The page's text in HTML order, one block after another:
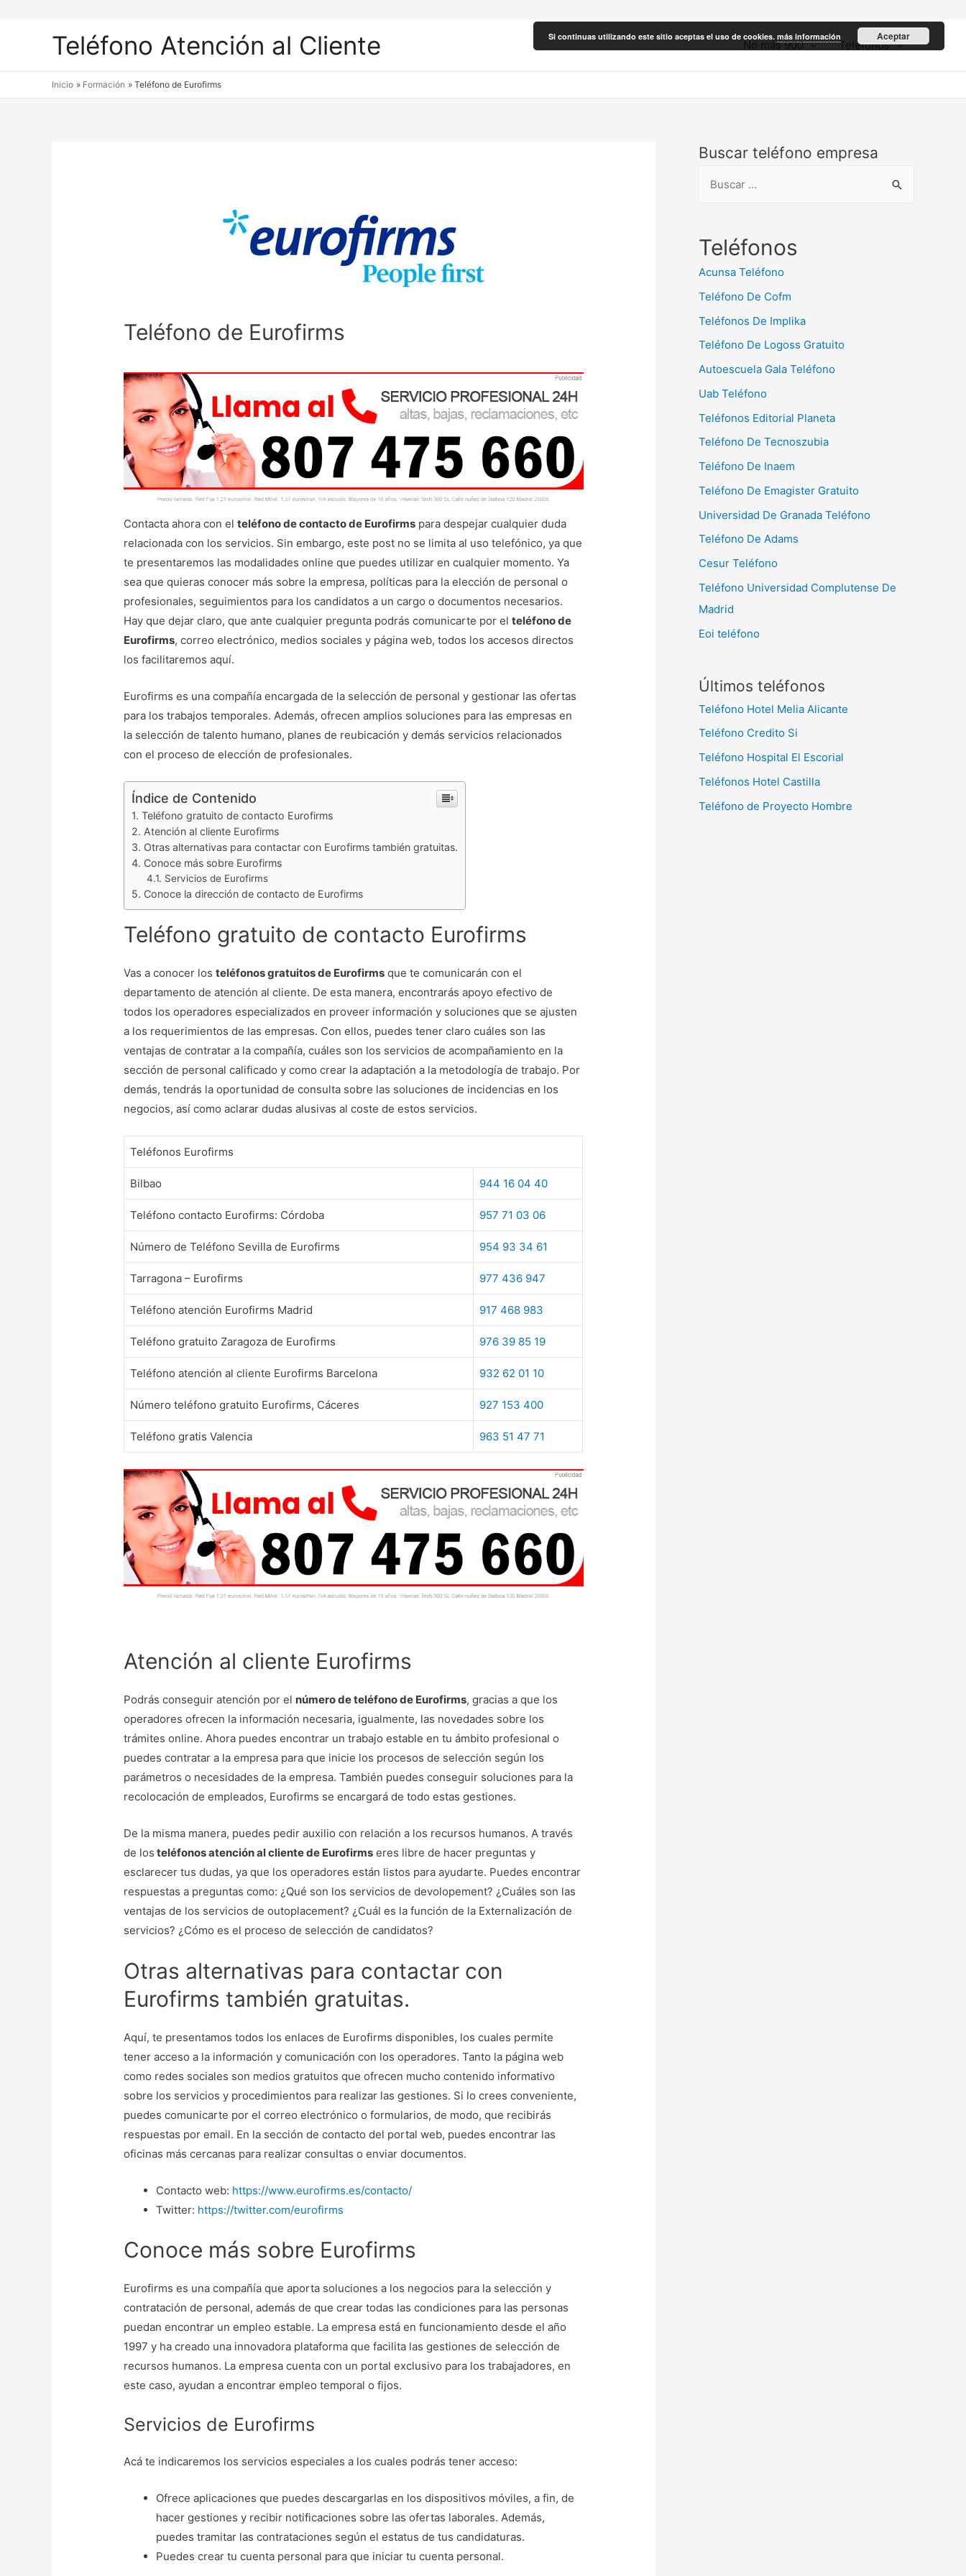
Teléfono Atención al Cliente No más 900 Teléfonos
Inicio Formación Teléfono de Eurofirms
Teléfono de Eurofirms
Contacta ahora con elteléfono de contacto de Eurofirms para despejar cualquier duda
relacionada con los servicios. Sin embargo, este post no se limita al uso telefónico, ya que
te presentaremos las modalidades online que puedes utilizar en cualquier momento. Ya
sea que quieras conocer más sobre la empresa, políticas para la elección de personal o
profesionales, seguimientos para los candidatos a un cargo o documentos necesarios.
Hay que dejar claro, que ante cualquier pregunta podrás comunicarte por elteléfono de
Eurofirms, correo electrónico, medios sociales y página web, todos los accesos directos
los facilitaremos aquí.
Eurofirms es una compañía encargada de la selección de personal y gestionar las ofertas
para los trabajos temporales. Además, ofrecen amplios soluciones para las empresas en
la selección de talento humano, planes de reubicación y demás servicios relacionados
con el proceso de elección de profesionales.
Índice de Contenido
Teléfono gratuito de contacto Eurofirms
Atención al cliente Eurofirms
Otras alternativas para contactar con Eurofirms también gratuitas.
Conoce más sobre Eurofirms
Servicios de Eurofirms
Conoce la dirección de contacto de Eurofirms
Teléfono gratuito de contacto Eurofirms
Vas a conocer losteléfonos gratuitos de Eurofirms que te comunicarán con el
departamento de atención al cliente. De esta manera, encontrarás apoyo efectivo de
todos los operadores especializados en proveer información y soluciones que se ajusten
a los requerimientos de las empresas. Con ellos, puedes tener claro cuáles son las
ventajas de contratar a la compañía, cuáles son los servicios de acompañamiento en la
sección de personal calificado y como crear la adaptación a la metodología de trabajo. Por
demás, tendrás la oportunidad de consulta sobre las soluciones de incidencias en los
negocios, así como aclarar dudas alusivas al coste de estos servicios.
Teléfonos Eurofirms
Bilbao 944 16 04 40
Teléfono contacto Eurofirms: Córdoba 957 71 03 06
Número de Teléfono Sevilla de Eurofirms 954 93 34 61
Tarragona – Eurofirms 977 436 947
Teléfono atención Eurofirms Madrid 917 468 983
Teléfono gratuito Zaragoza de Eurofirms 976 39 85 19
Teléfono atención al cliente Eurofirms Barcelona 932 62 01 10
Número teléfono gratuito Eurofirms, Cáceres 927 153 400
Teléfono gratis Valencia 963 51 47 71
Atención al cliente Eurofirms
Podrás conseguir atención por el número de teléfono de Eurofirms, gracias a que los
operadores ofrecen la información necesaria, igualmente, las novedades sobre los
trámites online. Ahora puedes encontrar un trabajo estable en tu ámbito profesional o
puedes contratar a la empresa para que inicie los procesos de selección según los
parámetros o necesidades de la empresa. También puedes conseguir soluciones para la
recolocación de empleados, Eurofirms se encargará de todo estas gestiones.
De la misma manera, puedes pedir auxilio con relación a los recursos humanos. A través
de los teléfonos atención al cliente de Eurofirms eres libre de hacer preguntas y
esclarecer tus dudas, ya que los operadores están listos para ayudarte. Puedes encontrar
respuestas a preguntas como: ¿Qué son los servicios de devolopement? ¿Cuáles son las
ventajas de los servicios de outoplacement? ¿Cuál es la función de la Externalización de
servicios? ¿Cómo es el proceso de selección de candidatos?
Otras alternativas para contactar con
Eurofirms también gratuitas.
Aquí, te presentamos todos los enlaces de Eurofirms disponibles, los cuales permite
tener acceso a la información y comunicación con los operadores. Tanto la página web
como redes sociales son medios gratuitos que ofrecen mucho contenido informativo
sobre los servicios y procedimientos para realizar las gestiones. Si lo crees conveniente,
puedes comunicarte por el correo electrónico o formularios, de modo, que recibirás
respuestas por email. En la sección de contacto del portal web, puedes encontrar las
oficinas más cercanas para realizar consultas o enviar documentos.
Contacto web: https://www.eurofirms.es/contacto/
Twitter: https://twitter.com/eurofirms
Conoce más sobre Eurofirms
Eurofirms es una compañía que aporta soluciones a los negocios para la selección y
contratación de personal, además de que crear todas las condiciones para las personas
puedan encontrar un empleo estable. La empresa está en funcionamiento desde el año
1997 y ha creado una innovadora plataforma que facilita las gestiones de selección de
recursos humanos. La empresa cuenta con un portal exclusivo para los trabajadores, en
este caso, ayudan a encontrar empleo temporal o fijos.
Servicios de Eurofirms
Acá te indicaremos los servicios especiales a los cuales podrás tener acceso:
Ofrece aplicaciones que puedes descargarlas en los dispositivos móviles, a fin, de
hacer gestiones y recibir notificaciones sobre las ofertas laborales. Además,
puedes tramitar las contrataciones según el estatus de tus candidaturas.
Puedes crear tu cuenta personal para que iniciar tu cuenta personal.
Buscar teléfono empresa
c
Teléfonos
Acunsa Teléfono
Teléfono De Cofm
Teléfonos De Implika
Teléfono De Logoss Gratuito
Autoescuela Gala Teléfono
Uab Teléfono
Teléfonos Editorial Planeta
Teléfono De Tecnoszubia
Teléfono De Inaem
Teléfono De Emagister Gratuito
Universidad De Granada Teléfono
Teléfono De Adams
Cesur Teléfono
Teléfono Universidad Complutense De
Madrid
Eoi teléfono
Últimos teléfonos
Teléfono Hotel Melia Alicante
Teléfono Credito Si
Teléfono Hospital El Escorial
Teléfonos Hotel Castilla
Teléfono de Proyecto Hombre
Si continuas utilizando este sitio aceptas el uso de cookies. más información Aceptar